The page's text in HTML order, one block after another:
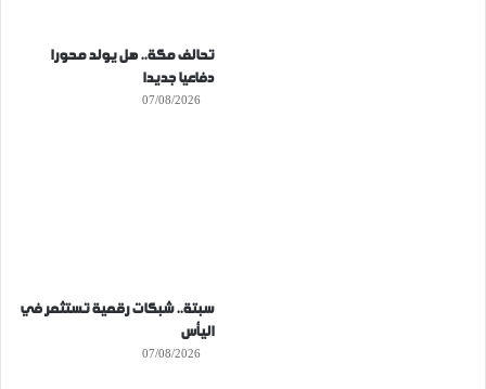
تحالف مكة.. هل يولد محورا
دفاعيا جديدا
07/08/2026
سبتة.. شبكات رقمية تستثمر في
اليأس
07/08/2026